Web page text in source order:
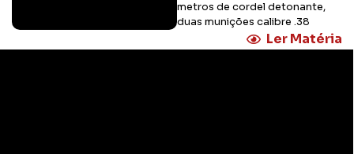
metros de cordel detonante,
duas munições calibre .38
Ler Matéria